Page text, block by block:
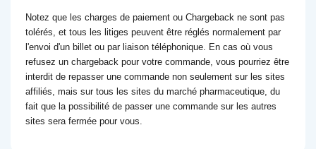
Notez que les charges de paiement ou Chargeback ne sont pas
tolérés, et tous les litiges peuvent être réglés normalement par
l'envoi d'un billet ou par liaison téléphonique. En cas où vous
refusez un chargeback pour votre commande, vous pourriez être
interdit de repasser une commande non seulement sur les sites
affiliés, mais sur tous les sites du marché pharmaceutique, du
fait que la possibilité de passer une commande sur les autres
sites sera fermée pour vous.